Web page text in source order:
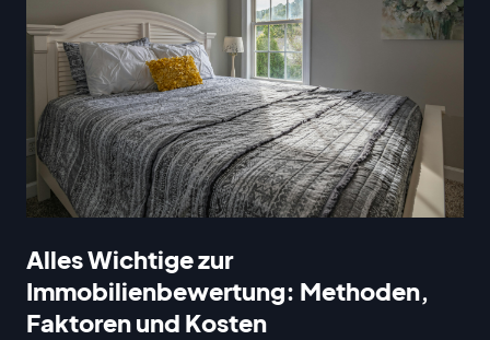
Alles Wichtige zur
Immobilienbewertung: Methoden,
Faktoren und Kosten